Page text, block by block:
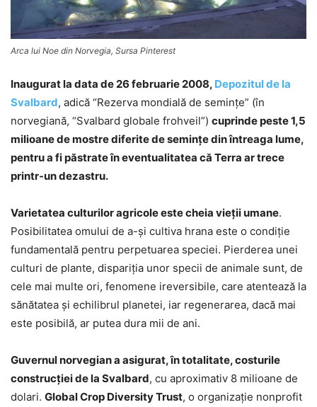
Arca lui Noe din Norvegia, Sursa Pinterest
Inaugurat la data de 26 februarie 2008, Depozitul de la
Svalbard, adică “Rezerva mondială de seminţe” (în
norvegiană, “Svalbard globale frohveil”) cuprinde peste 1,5
milioane de mostre diferite de seminţe din întreaga lume,
pentru a fi păstrate în eventualitatea că Terra ar trece
printr-un dezastru.
Varietatea culturilor agricole este cheia vieţii umane.
Posibilitatea omului de a-şi cultiva hrana este o condiţie
fundamentală pentru perpetuarea speciei. Pierderea unei
culturi de plante, dispariţia unor specii de animale sunt, de
cele mai multe ori, fenomene ireversibile, care atentează la
sănătatea şi echilibrul planetei, iar regenerarea, dacă mai
este posibilă, ar putea dura mii de ani.
Guvernul norvegian a asigurat, în totalitate, costurile
construcţiei de la Svalbard, cu aproximativ 8 milioane de
dolari. Global Crop Diversity Trust, o organizaţie nonprofit